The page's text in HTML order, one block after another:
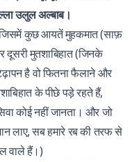
उलुल अल्बाब।
जिसमें कुछ आयतें मुहकमात (साफ़
मुतशाबिहात (जिनके
है वो फितना फैलाने और
के पीछे पड़े रहते हैं,
कोई नहीं जानता। और जो
लाए, सब हमारे रब की तरफ से
वाले हैं।)